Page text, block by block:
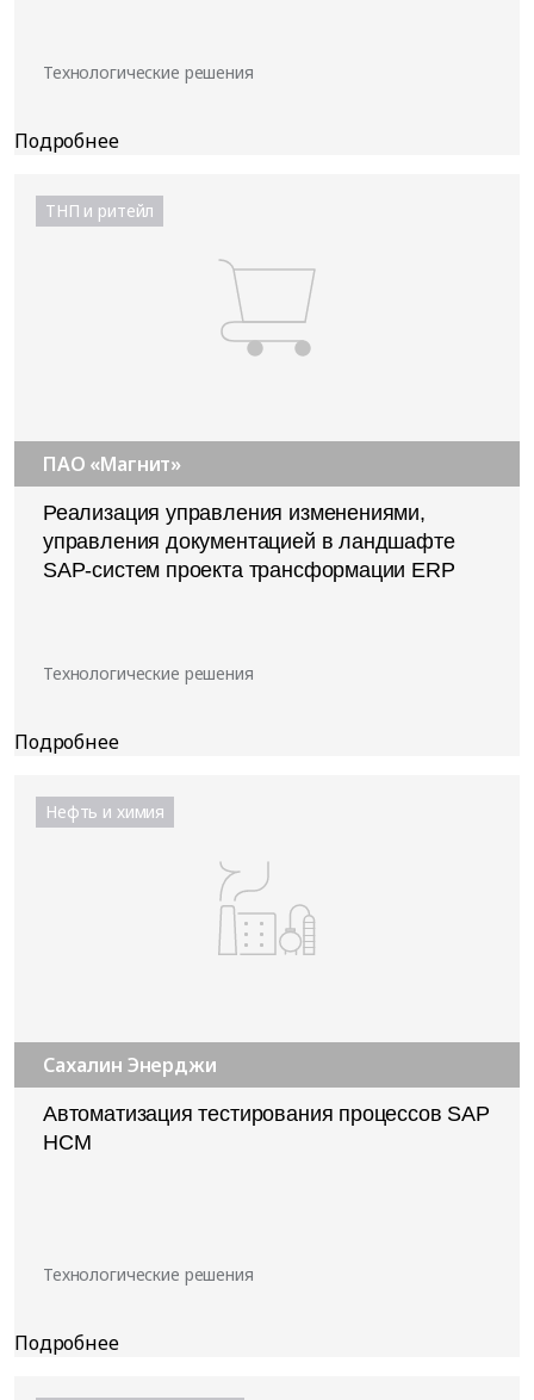
Технологические решения
ТНП и ритейл
ПАО «Магнит»
Реализация управления изменениями,
управления документацией в ландшафте
SAP-систем проекта трансформации ERP
Технологические решения
Нефть и химия
Сахалин Энерджи
Автоматизация тестирования процессов SAP
HCM
Технологические решения